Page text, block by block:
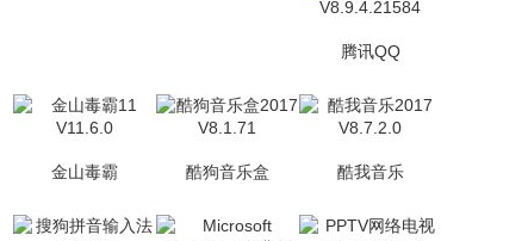
腾讯QQ
金山毒霸 酷狗音乐盒 酷我音乐